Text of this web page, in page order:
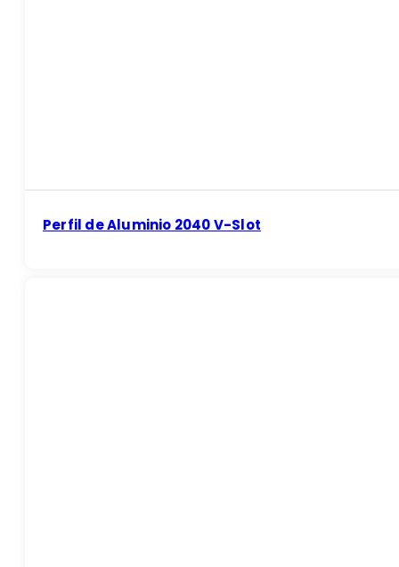
Perfil de Aluminio 2040 V-Slot